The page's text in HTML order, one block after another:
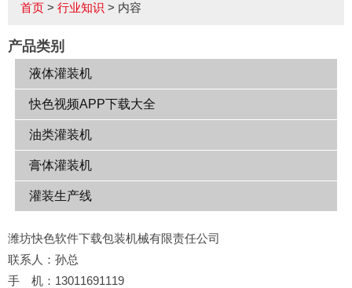
首页 > 行业知识 > 内容
产品类别
液体灌装机
快色视频APP下载大全
油类灌装机
膏体灌装机
灌装生产线
潍坊快色软件下载包装机械有限责任公司
联系人：孙总
手 机：13011691119